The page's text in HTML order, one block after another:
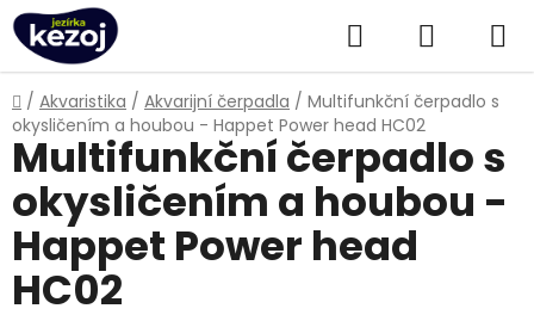
Přejít
na
obsah
Hledat
KOŠÍK
Domů
/ Akvaristika / Akvarijní čerpadla / Multifunkční čerpadlo s
okysličením a houbou - Happet Power head HC02
Multifunkční čerpadlo s
okysličením a houbou -
Happet Power head
HC02